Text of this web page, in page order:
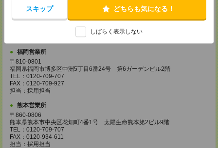
スキップ どちらも気になる！
しばらく表示しない
〒790-0003
福岡営業所
〒810-0801
福岡県福岡市博多区中洲5丁目6番24号 第6ガーデンビル2階
TEL：0120-709-707
FAX：0120-709-927
担当：採用担当
熊本営業所
〒860-0806
熊本県熊本市中央区花畑町4番1号 太陽生命熊本第2ビル9階
TEL：0120-709-707
FAX：0120-934-611
担当：採用担当